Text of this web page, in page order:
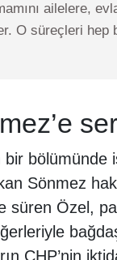
ailelere,
O süreçleri hep
bölümünde
Sönmez
süren Özel,
CHP’nin